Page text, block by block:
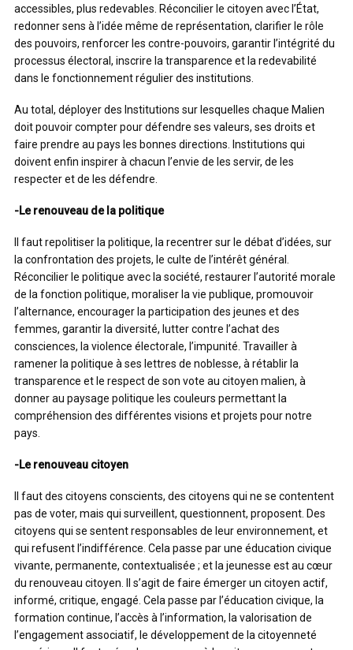
accessibles, plus redevables. Réconcilier le citoyen avec l’État,
redonner sens à l’idée même de représentation, clarifier le rôle
des pouvoirs, renforcer les contre-pouvoirs, garantir l’intégrité du
processus électoral, inscrire la transparence et la redevabilité
dans le fonctionnement régulier des institutions.
Au total, déployer des Institutions sur lesquelles chaque Malien
doit pouvoir compter pour défendre ses valeurs, ses droits et
faire prendre au pays les bonnes directions. Institutions qui
doivent enfin inspirer à chacun l’envie de les servir, de les
respecter et de les défendre.
-Le renouveau de la politique
Il faut repolitiser la politique, la recentrer sur le débat d’idées, sur
la confrontation des projets, le culte de l’intérêt général.
Réconcilier le politique avec la société, restaurer l’autorité morale
de la fonction politique, moraliser la vie publique, promouvoir
l’alternance, encourager la participation des jeunes et des
femmes, garantir la diversité, lutter contre l’achat des
consciences, la violence électorale, l’impunité. Travailler à
ramener la politique à ses lettres de noblesse, à rétablir la
transparence et le respect de son vote au citoyen malien, à
donner au paysage politique les couleurs permettant la
compréhension des différentes visions et projets pour notre
pays.
-Le renouveau citoyen
Il faut des citoyens conscients, des citoyens qui ne se contentent
pas de voter, mais qui surveillent, questionnent, proposent. Des
citoyens qui se sentent responsables de leur environnement, et
qui refusent l’indifférence. Cela passe par une éducation civique
vivante, permanente, contextualisée ; et la jeunesse est au cœur
du renouveau citoyen. Il s’agit de faire émerger un citoyen actif,
informé, critique, engagé. Cela passe par l’éducation civique, la
formation continue, l’accès à l’information, la valorisation de
l’engagement associatif, le développement de la citoyenneté